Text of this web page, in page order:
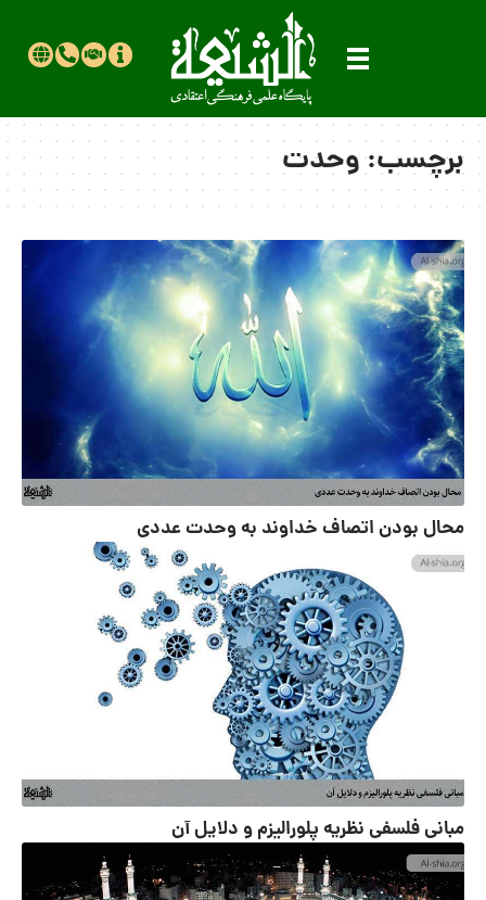
برچسب:وحدت
محال بودن اتصاف خداوند به وحدت عددی
مبانى فلسفى نظریه پلورالیزم و دلایل آن